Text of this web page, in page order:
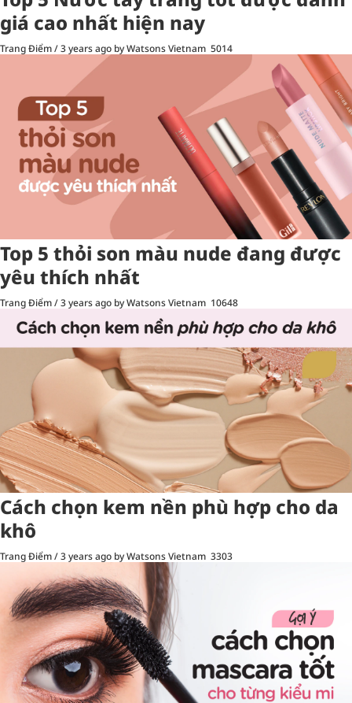
giá cao nhất hiện nay
Trang Điểm/3 years ago by Watsons Vietnam 5014
Top 5 thỏi son màu nude đang được
yêu thích nhất
Trang Điểm/3 years ago by Watsons Vietnam 10648
Cách chọn kem nền phù hợp cho da
khô
Trang Điểm/3 years ago by Watsons Vietnam 3303